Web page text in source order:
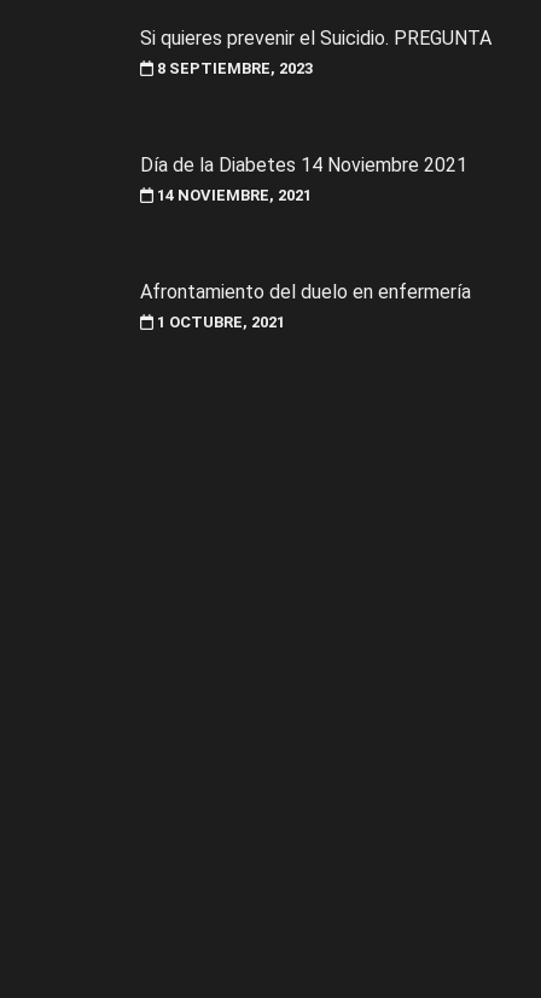
Si quieres prevenir el Suicidio. PREGUNTA
8 SEPTIEMBRE, 2023
Día de la Diabetes 14 Noviembre 2021
14 NOVIEMBRE, 2021
Afrontamiento del duelo en enfermería
1 OCTUBRE, 2021